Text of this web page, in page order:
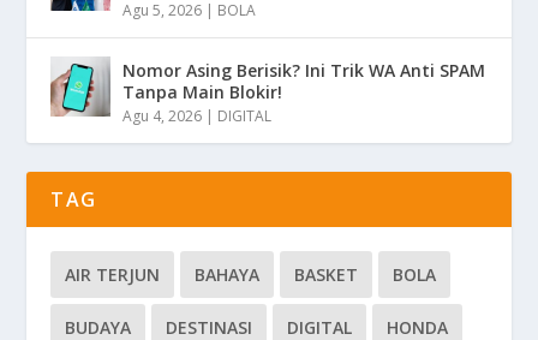
Agu 5, 2026 | BOLA
Nomor Asing Berisik? Ini Trik WA Anti SPAM
Tanpa Main Blokir!
Agu 4, 2026 | DIGITAL
TAG
AIR TERJUN BAHAYA BASKET BOLA
BUDAYA DESTINASI DIGITAL HONDA